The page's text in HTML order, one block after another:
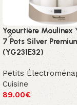
Yaourtière Moulinex
7 Pots Silver
(YG231E32)
Petits
Cuisine
89.00€